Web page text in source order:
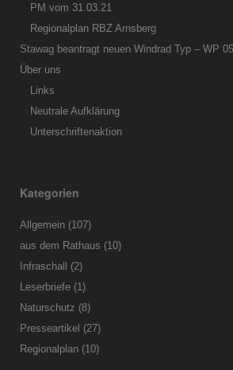
PM vom 31.03.21
Regionalplan RBZ Arnsberg
Stawag beantragt neuen Windrad Typ – WP
Über uns
Links
Neutrale Aufklärung
Unterschriftenaktion
Kategorien
Allgemein (107)
aus dem Rathaus (10)
Infraschall (2)
Leserbriefe (1)
Naturschutz (8)
Presseartikel (27)
Regionalplan (10)